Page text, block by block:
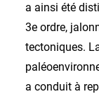
a ainsi été
3e ordre,
tectoniques.
a conduit à